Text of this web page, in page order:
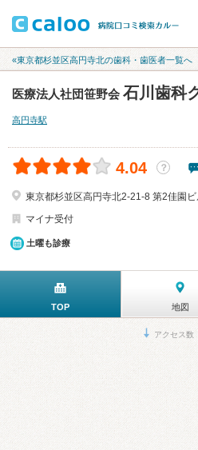
«東京都杉並区高円寺北の歯科・歯医者一覧へ
医療法人社団笹野会 石川歯科
高円寺駅
4.04 ？
東京都杉並区高円寺北2-21-8 第2佳園ビ
マイナ受付
土曜も診療
TOP 地図
アクセス